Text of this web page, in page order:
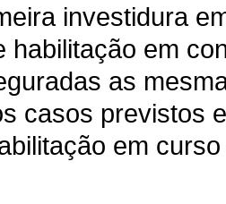
investidura
habilitação em
as
casos previstos
em